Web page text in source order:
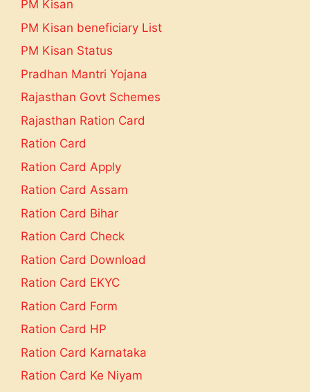
PM Kisan
PM Kisan beneficiary List
PM Kisan Status
Pradhan Mantri Yojana
Rajasthan Govt Schemes
Rajasthan Ration Card
Ration Card
Ration Card Apply
Ration Card Assam
Ration Card Bihar
Ration Card Check
Ration Card Download
Ration Card EKYC
Ration Card Form
Ration Card HP
Ration Card Karnataka
Ration Card Ke Niyam